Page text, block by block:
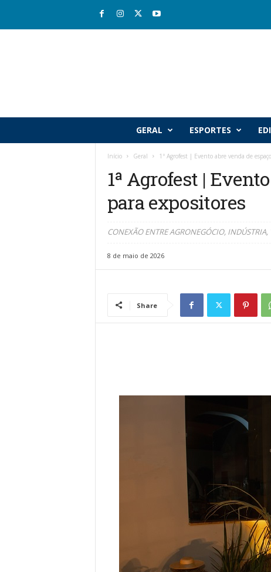
GERAL ESPORTES
Início Geral 1ª Agrofest | Evento abre venda de
1ª Agrofest |
para expositores
CONEXÃO ENTRE AGRONEGÓCIO, INDÚSTRIA,
8 de maio de 2026
Share